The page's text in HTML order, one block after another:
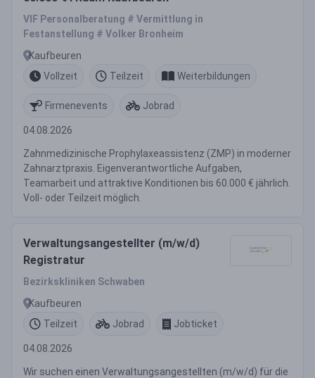
VIF Personalberatung # Vermittlung in
Festanstellung # Volker Bronheim
Kaufbeuren
Vollzeit
Teilzeit Weiterbildungen
Firmenevents Jobrad
04.08.2026
Zahnmedizinische Prophylaxeassistenz (ZMP) in moderner
Zahnarztpraxis. Eigenverantwortliche Aufgaben,
Teamarbeit und attraktive Konditionen bis 60.000 € jährlich.
Voll- oder Teilzeit möglich.
Verwaltungsangestellter (m/w/d)
Registratur
Bezirkskliniken Schwaben
Kaufbeuren
Teilzeit
Jobrad Jobticket
04.08.2026
Wir suchen einen Verwaltungsangestellten (m/w/d) für die